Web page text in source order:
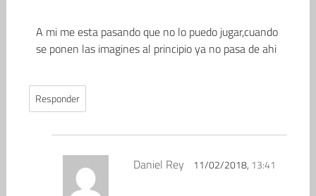
A mi me esta pasando que no lo puedo jugar,cuando
se ponen las imagines al principio ya no pasa de ahi
Responder
Daniel Rey 11/02/2018, 13:41